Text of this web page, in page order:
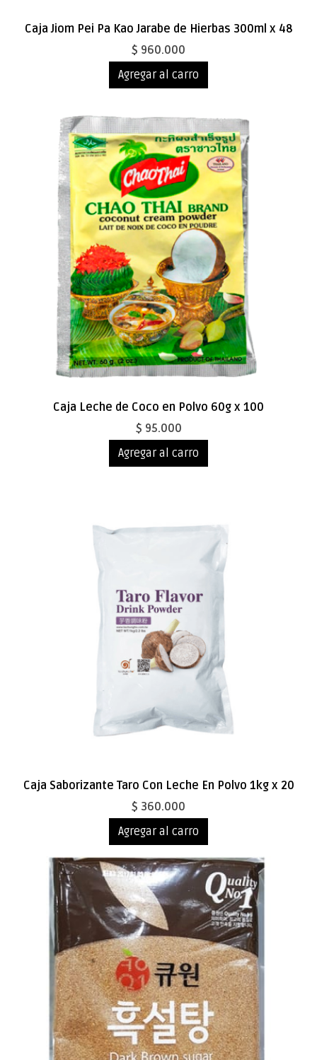
Caja Jiom Pei Pa Kao Jarabe de Hierbas 300ml x 48
$ 960.000
Agregar al carro
Caja Leche de Coco en Polvo 60g x 100
$ 95.000
Agregar al carro
Caja Saborizante Taro Con Leche En Polvo 1kg x 20
$ 360.000
Agregar al carro